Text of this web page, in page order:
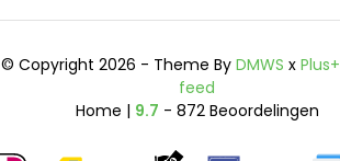
© Copyright 2026 - Theme ByDMWS xPlus+
feed
Home | 9.7 - 872 Beoordelingen